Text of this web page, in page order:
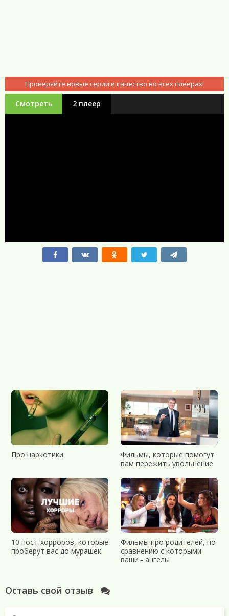
Проверяйте новые серии и качество во всех плеерах!
Смотреть 2 плеер
Про наркотики
Фильмы, которые помогут
вам пережить увольнение
10 пост-хорроров, которые
проберут вас до мурашек
Фильмы про родителей, по
сравнению с которыми
ваши - ангелы
Оставь свой отзыв